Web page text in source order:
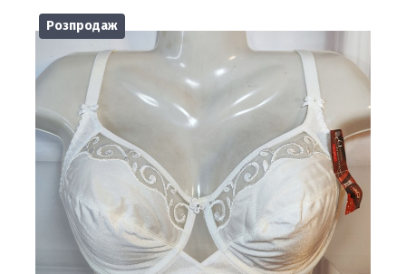
Розпродаж